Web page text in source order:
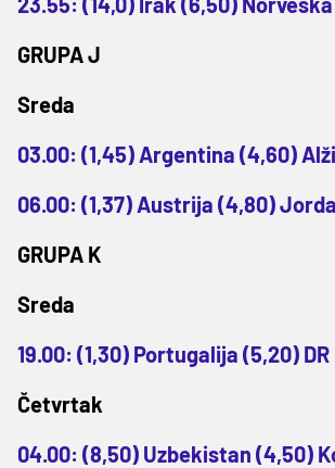
GRUPA J
Sreda
03.00: (1,45) Argentina (4,60)
06.00: (1,37) Austrija (4,80)
GRUPA K
Sreda
19.00: (1,30) Portugalija (5,20) DR
Četvrtak
04.00: (8,50) Uzbekistan (4,50)